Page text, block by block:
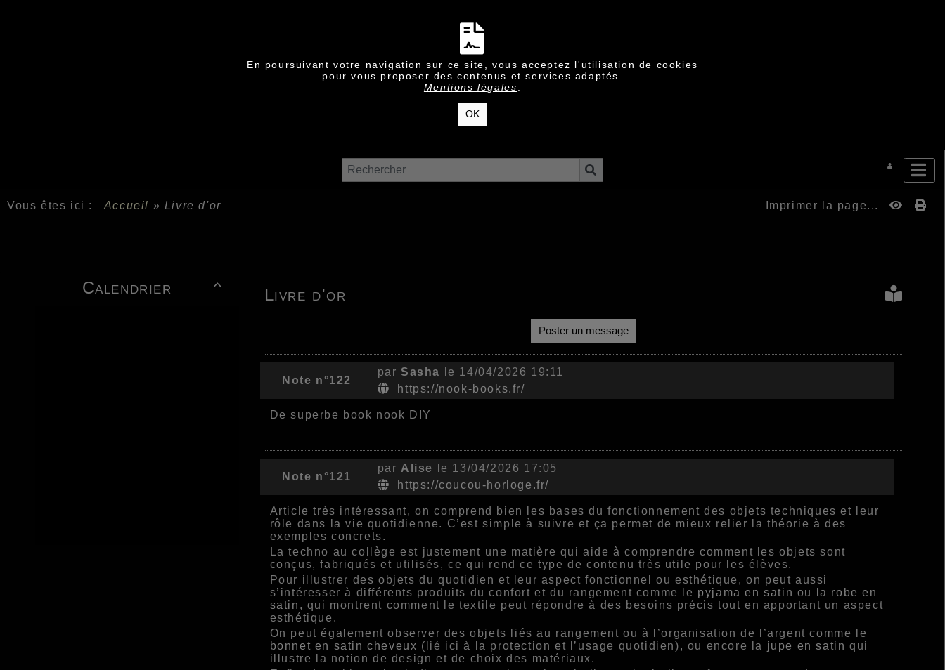
En poursuivant votre navigation sur ce site, vous acceptez l'utilisation de cookies
pour vous proposer des contenus et services adaptés.
Mentions légales
OK
Vous êtes ici : Accueil » Livre d'or Imprimer la page...

Calendrier Livre d'or
Poster un message
Note n°122
par Sasha
le 14/04/2026 19:11
https://nook-books.fr/
De superbe book nook DIY
Note n°121
par Alise
le 13/04/2026 17:05
https://coucou-horloge.fr/
Article très intéressant, on comprend bien les bases du fonctionnement des objets techniques et leur
rôle dans la vie quotidienne. C’est simple à suivre et ça permet de mieux relier la théorie à des
exemples concrets.
La techno au collège est justement une matière qui aide à comprendre comment les objets sont
conçus, fabriqués et utilisés, ce qui rend ce type de contenu très utile pour les élèves.
Pour illustrer des objets du quotidien et leur aspect fonctionnel ou esthétique, on peut aussi
s’intéresser à différents produits du confort et du rangement comme le pyjama en satin ou
la robe en
satin , qui montrent comment le textile peut répondre à des besoins précis tout en apportant un aspect
esthétique.
On peut également observer des objets liés au rangement ou à l’organisation de l’argent comme le
bonnet en satin cheveux (lié ici à la protection et l’usage quotidien), ou encore la jupe en satin qui
illustre la notion de design et de choix des matériaux.